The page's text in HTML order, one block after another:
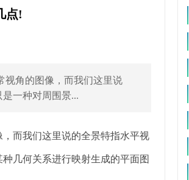
点!
视角的图像，而我们这里说
一种对周围景...
而我们这里说的全景特指水平视
几何关系进行映射生成的平面图